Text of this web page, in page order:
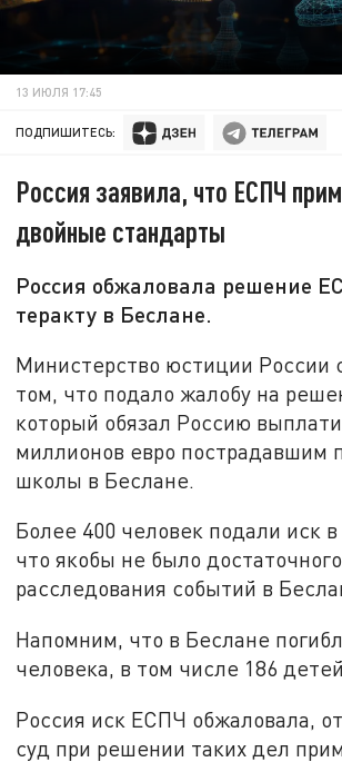
13 ИЮЛЯ 17:45
ПОДПИШИТЕСЬ:
Россия заявила, что ЕСПЧ
двойные стандарты
Россия обжаловала решение
теракту в Беслане.
Министерство юстиции России
том, что подало жалобу на
который обязал Россию
миллионов евро пострадавшим
школы в Беслане.
Более 400 человек подали иск в
что якобы не было достаточного
расследования событий в
Напомним, что в Беслане
человека, в том числе 186
Россия иск ЕСПЧ обжаловала,
суд при решении таких дел